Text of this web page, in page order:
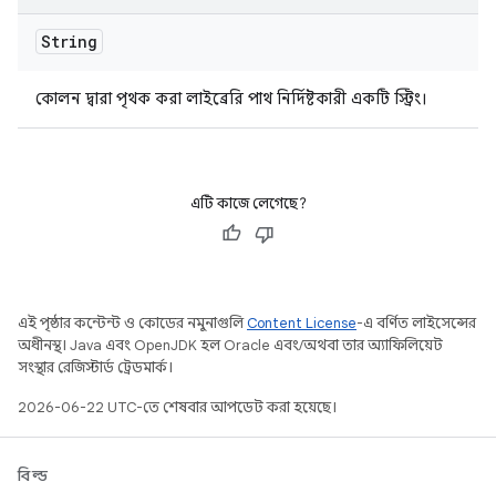
String
কোলন দ্বারা পৃথক করা লাইব্রেরি পাথ নির্দিষ্টকারী একটি স্ট্রিং।
এটি কাজে লেগেছে?
এই পৃষ্ঠার কন্টেন্ট ও কোডের নমুনাগুলিContent License-এ বর্ণিত লাইসেন্সের
অধীনস্থ। Java এবং OpenJDK হল Oracle এবং/অথবা তার অ্যাফিলিয়েট
সংস্থার রেজিস্টার্ড ট্রেডমার্ক।
2026-06-22 UTC-তে শেষবার আপডেট করা হয়েছে।
বিল্ড